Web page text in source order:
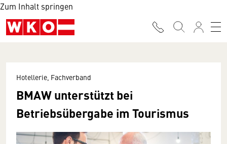
Zum Inhalt springen
Hotellerie, Fachverband
BMAW unterstützt bei
Betriebsübergabe im Tourismus